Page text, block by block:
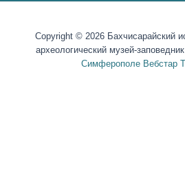
Copyright © 2026 Бахчисарайский
археологический музей-заповедник
Симферополе Вебстар